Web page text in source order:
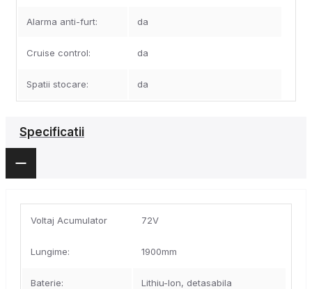
Alarma anti-furt: da
Cruise control: da
Spatii stocare: da
Specificatii
Voltaj Acumulator 72V
Lungime: 1900mm
Baterie: Lithiu-Ion, detasabila